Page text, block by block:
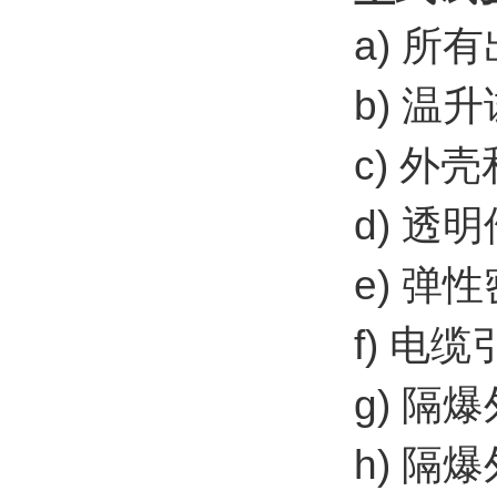
a) 所有
b) 温
c) 外壳
d) 透明
e) 弹性
f) 电缆
g) 隔爆
h) 隔